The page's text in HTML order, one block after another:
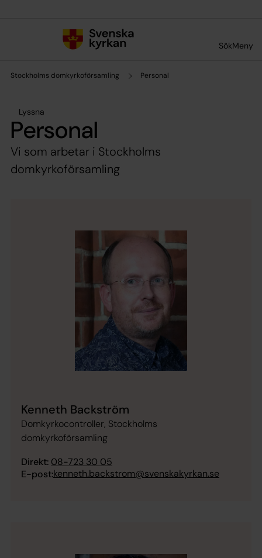
SökMeny
Stockholms domkyrkoförsamling Personal
Lyssna
Personal
Vi som arbetar i Stockholms
domkyrkoförsamling
Kenneth Backström
Domkyrkocontroller, Stockholms
domkyrkoförsamling
Direkt: 08-723 30 05
E-post:kenneth.backstrom@svenskakyrkan.se